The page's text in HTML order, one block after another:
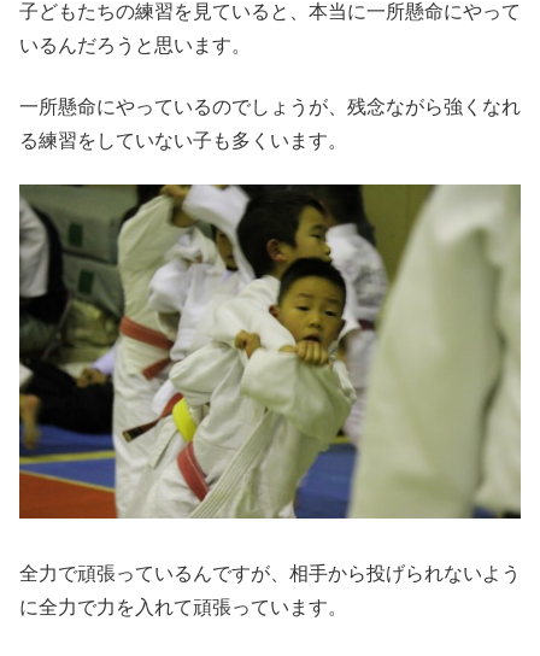
子どもたちの練習を見ていると、本当に一所懸命にやって
いるんだろうと思います。
一所懸命にやっているのでしょうが、残念ながら強くなれ
る練習をしていない子も多くいます。
全力で頑張っているんですが、相手から投げられないよう
に全力で力を入れて頑張っています。